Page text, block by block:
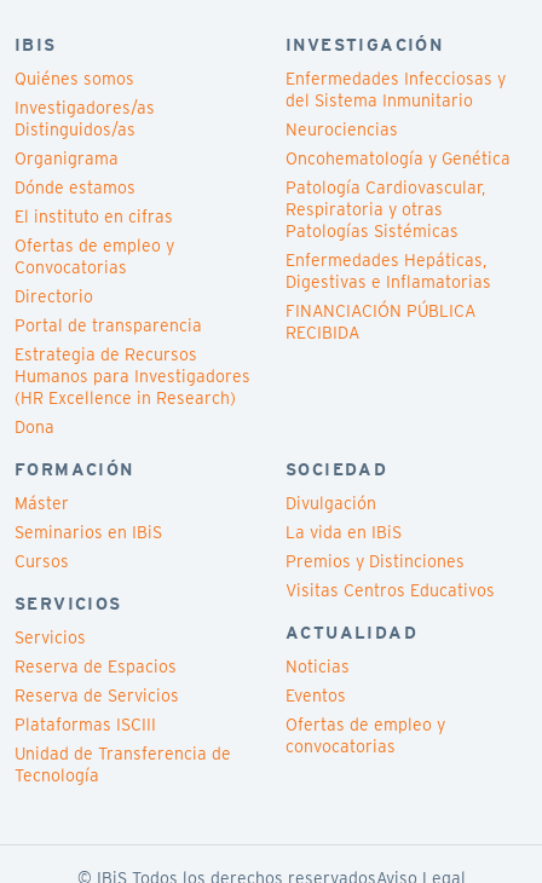
IBIS
Quiénes somos
Investigadores/as
Distinguidos/as
Organigrama
Dónde estamos
El instituto en cifras
Ofertas de empleo y
Convocatorias
Directorio
Portal de transparencia
Estrategia de Recursos
Humanos para Investigadores
(HR Excellence in Research)
Dona
INVESTIGACIÓN
Enfermedades Infecciosas y
del Sistema Inmunitario
Neurociencias
Oncohematología y Genética
Patología Cardiovascular,
Respiratoria y otras
Patologías Sistémicas
Enfermedades Hepáticas,
Digestivas e Inflamatorias
FINANCIACIÓN PÚBLICA
RECIBIDA
FORMACIÓN
Máster
Seminarios en IBiS
Cursos
SERVICIOS
Servicios
Reserva de Espacios
Reserva de Servicios
Plataformas ISCIII
Unidad de Transferencia de
Tecnología
SOCIEDAD
Divulgación
La vida en IBiS
Premios y Distinciones
Visitas Centros Educativos
ACTUALIDAD
Noticias
Eventos
Ofertas de empleo y
convocatorias
© IBiS Todos los derechos reservadosAviso Legal